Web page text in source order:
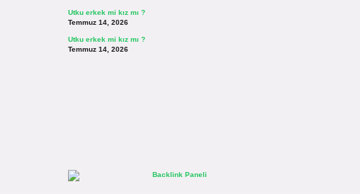
Utku erkek mi kız mı ?
Temmuz 14, 2026
Utku erkek mi kız mı ?
Temmuz 14, 2026